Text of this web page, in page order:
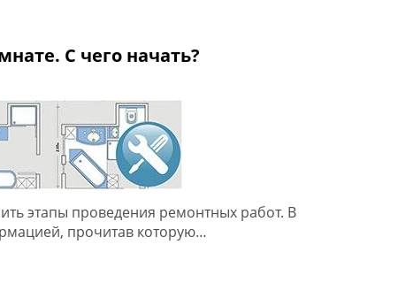
С чего начать?
этапы проведения ремонтных работ. В
прочитав которую…